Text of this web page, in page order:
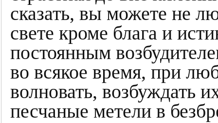
сказать, вы можете не
свете кроме блага и
постоянным
во всякое время, при
волновать, возбуждать
песчаные метели в